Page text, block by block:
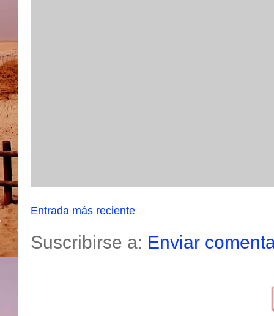
Entrada más reciente
Suscribirse a: Enviar